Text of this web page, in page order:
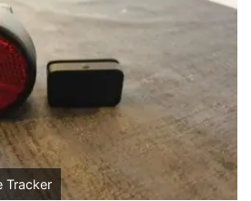
Tracker